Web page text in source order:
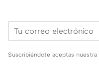
Suscribiéndote aceptas nuestra